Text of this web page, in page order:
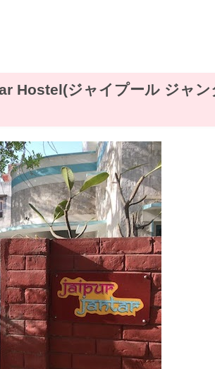
Hostel(ジャイプール ジャン